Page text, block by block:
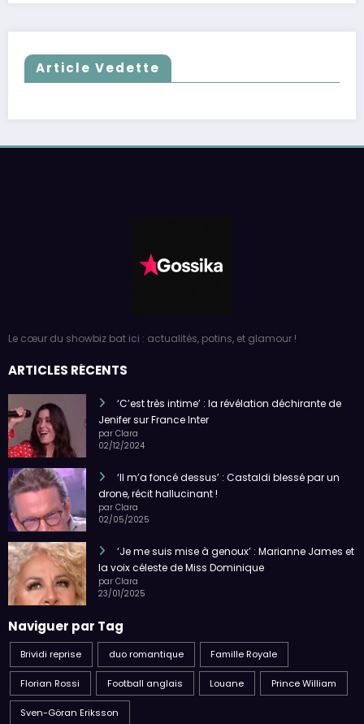
Article Vedette
Le cœur du showbiz bat ici : actualités, potins, et glamour !
ARTICLES RÉCENTS
‘C’est très intime’ : la révélation déchirante de
Jenifer sur France Inter
par Clara
02/12/2024
‘Il m’a foncé dessus’ : Castaldi blessé par un
drone, récit hallucinant !
par Clara
02/05/2025
‘Je me suis mise à genoux’ : Marianne James et
la voix céleste de Miss Dominique
par Clara
23/01/2025
Naviguer par Tag
Brividi reprise duo romantique Famille Royale
Florian Rossi Football anglais Louane Prince William
Sven-Göran Eriksson